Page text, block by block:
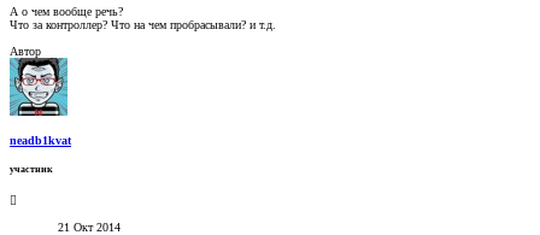
А о чем вообще речь?
Что за контроллер? Что на чем пробрасывали? и т.д.
Автор
neadb1kvat
участник
21 Окт 2014